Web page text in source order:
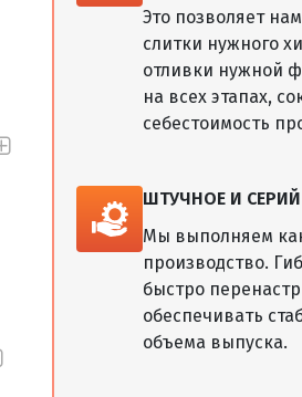
Это позволяет
слитки нужного
отливки нужной
на всех этапах,
себестоимость
ШТУЧНОЕ И
Мы выполняем
производство.
быстро
обеспечивать
объема выпуска.